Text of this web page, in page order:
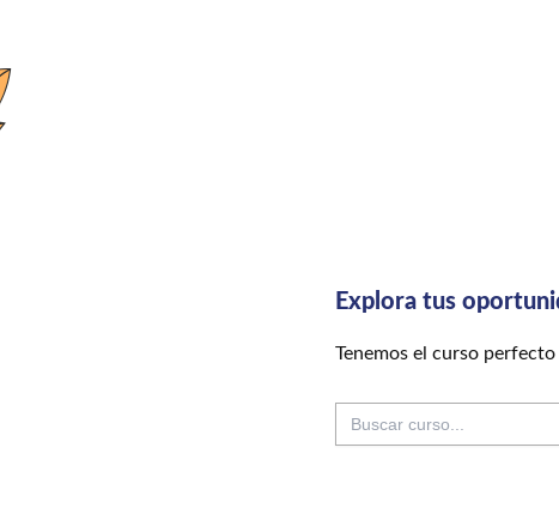
Explora tus
Tenemos el curso
Buscar: